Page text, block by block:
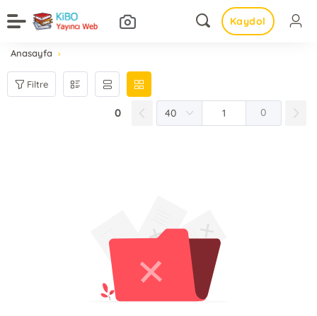
Kaydol
Anasayfa
Filtre
0 0